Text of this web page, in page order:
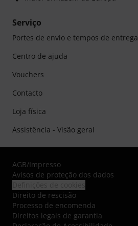
Serviço
Portes de envio e tempos de entrega
Centro de ajuda
Vouchers
Contacto
Loja física
Assistência - Visão geral
AGB/Impresso
Avisos de proteção dos dados
Direito de rescisão
Processo de encomenda
Direitos legais de garantia